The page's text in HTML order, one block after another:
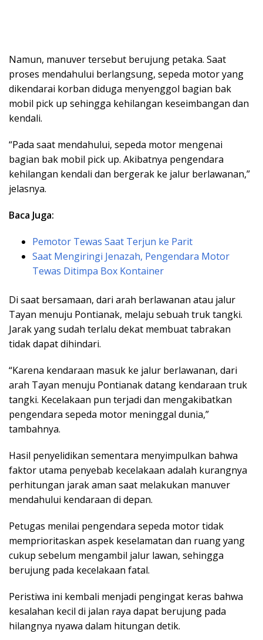
Namun, manuver tersebut berujung petaka. Saat
proses mendahului berlangsung, sepeda motor yang
dikendarai korban diduga menyenggol bagian bak
mobil pick up sehingga kehilangan keseimbangan dan
kendali.
“Pada saat mendahului, sepeda motor mengenai
bagian bak mobil pick up. Akibatnya pengendara
kehilangan kendali dan bergerak ke jalur berlawanan,”
jelasnya.
Baca Juga:
Pemotor Tewas Saat Terjun ke Parit
Saat Mengiringi Jenazah, Pengendara Motor
Tewas Ditimpa Box Kontainer
Di saat bersamaan, dari arah berlawanan atau jalur
Tayan menuju Pontianak, melaju sebuah truk tangki.
Jarak yang sudah terlalu dekat membuat tabrakan
tidak dapat dihindari.
“Karena kendaraan masuk ke jalur berlawanan, dari
arah Tayan menuju Pontianak datang kendaraan truk
tangki. Kecelakaan pun terjadi dan mengakibatkan
pengendara sepeda motor meninggal dunia,”
tambahnya.
Hasil penyelidikan sementara menyimpulkan bahwa
faktor utama penyebab kecelakaan adalah kurangnya
perhitungan jarak aman saat melakukan manuver
mendahului kendaraan di depan.
Petugas menilai pengendara sepeda motor tidak
memprioritaskan aspek keselamatan dan ruang yang
cukup sebelum mengambil jalur lawan, sehingga
berujung pada kecelakaan fatal.
Peristiwa ini kembali menjadi pengingat keras bahwa
kesalahan kecil di jalan raya dapat berujung pada
hilangnya nyawa dalam hitungan detik.